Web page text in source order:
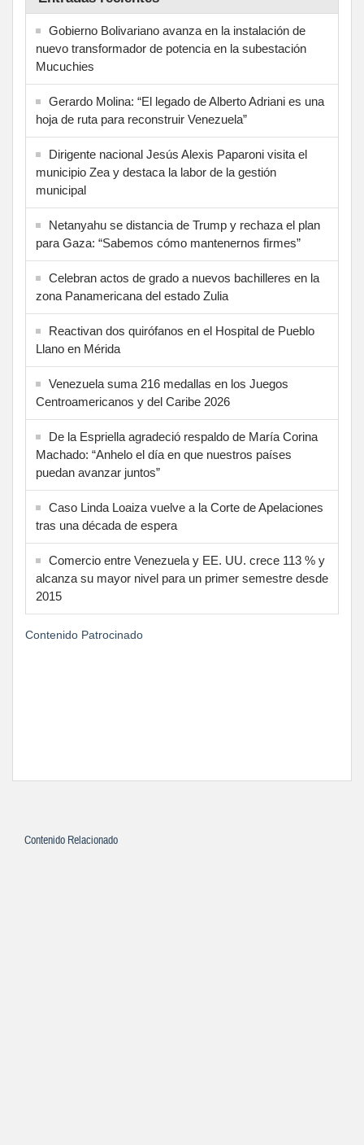
Gobierno Bolivariano avanza en la instalación de
nuevo transformador de potencia en la subestación
Mucuchies
Gerardo Molina: “El legado de Alberto Adriani es una
hoja de ruta para reconstruir Venezuela”
Dirigente nacional Jesús Alexis Paparoni visita el
municipio Zea y destaca la labor de la gestión
municipal
Netanyahu se distancia de Trump y rechaza el plan
para Gaza: “Sabemos cómo mantenernos firmes”
Celebran actos de grado a nuevos bachilleres en la
zona Panamericana del estado Zulia
Reactivan dos quirófanos en el Hospital de Pueblo
Llano en Mérida
Venezuela suma 216 medallas en los Juegos
Centroamericanos y del Caribe 2026
De la Espriella agradeció respaldo de María Corina
Machado: “Anhelo el día en que nuestros países
puedan avanzar juntos”
Caso Linda Loaiza vuelve a la Corte de Apelaciones
tras una década de espera
Comercio entre Venezuela y EE. UU. crece 113 % y
alcanza su mayor nivel para un primer semestre desde
2015
Contenido Patrocinado
Contenido Relacionado